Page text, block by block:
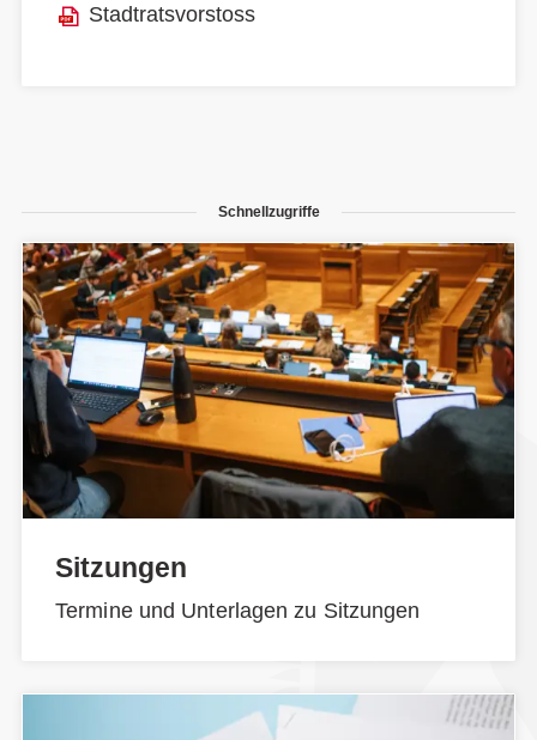
Stadtratsvorstoss
Schnellzugriffe
Sitzungen
Termine und Unterlagen zu Sitzungen